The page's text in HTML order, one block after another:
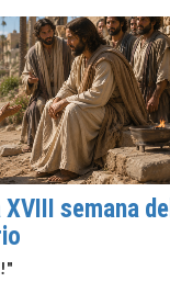
semana del